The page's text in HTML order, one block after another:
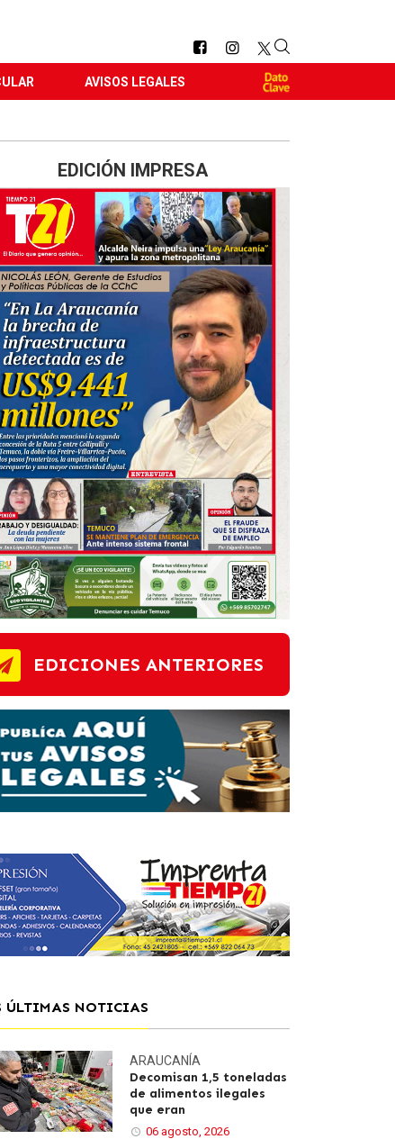
AVISOS LEGALES
EDICIÓN IMPRESA
EDICIONES ANTERIORES
ÚLTIMAS NOTICIAS
ARAUCANÍA
Decomisan 1,5 toneladas
de alimentos ilegales
que eran
06 agosto, 2026